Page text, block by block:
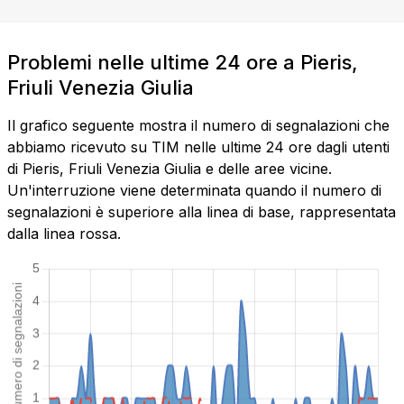
Problemi nelle ultime 24 ore a Pieris,
Friuli Venezia Giulia
Il grafico seguente mostra il numero di segnalazioni che
abbiamo ricevuto su TIM nelle ultime 24 ore dagli utenti
di Pieris, Friuli Venezia Giulia e delle aree vicine.
Un'interruzione viene determinata quando il numero di
segnalazioni è superiore alla linea di base, rappresentata
dalla linea rossa.